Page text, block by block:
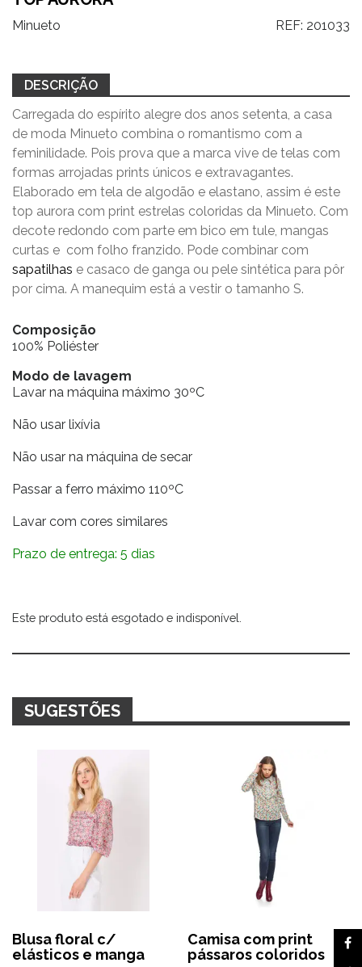
Minueto REF: 201033
DESCRIÇÃO
Carregada do espírito alegre dos anos setenta, a casa
de moda Minueto combina o romantismo com a
feminilidade. Pois prova que a marca vive de telas com
formas arrojadas prints únicos e extravagantes.
Elaborado em tela de algodão e elastano, assim é este
top aurora com print estrelas coloridas da Minueto. Com
decote redondo com parte em bico em tule, mangas
curtas e com folho franzido. Pode combinar com
sapatilhas e casaco de ganga ou pele sintética para pôr
por cima. A manequim está a vestir o tamanho S.
Composição
100% Poliéster
Modo de lavagem
Lavar na máquina máximo 30ºC
Não usar lixívia
Não usar na máquina de secar
Passar a ferro máximo 110ºC
Lavar com cores similares
Prazo de entrega: 5 dias
Este produto está esgotado e indisponível.
Alternative:
SUGESTÕES
Blusa floral c/
elásticos e manga
Camisa com print
pássaros coloridos